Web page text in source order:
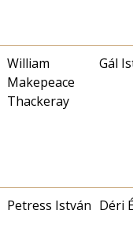
William
Makepeace
Thackeray
Gál
Petress István Déri